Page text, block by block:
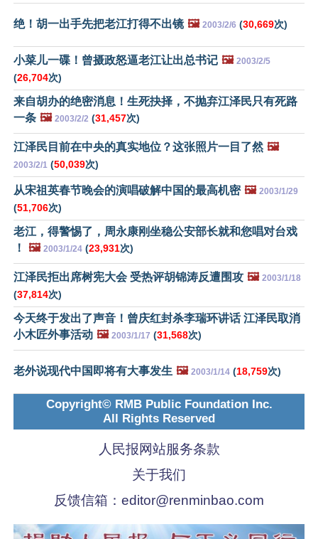
绝！胡一出手先把老江打得不出镜 🖼️ 2003/2/6 (30,669次)
小菜儿一碟！曾摄政怒逼老江让出总书记 🖼️ 2003/2/5
(26,704次)
来自胡办的绝密消息！生死抉择，不抛弃江泽民只有死路
一条 🖼️ 2003/2/2 (31,457次)
江泽民目前在中央的真实地位？这张照片一目了然 🖼️
2003/2/1 (50,039次)
从宋祖英春节晚会的演唱破解中国的最高机密 🖼️ 2003/1/29
(51,706次)
老江，得警惕了，周永康刚坐稳公安部长就和您唱对台戏
！
🖼️ 2003/1/24 (23,931次)
江泽民拒出席树宪大会 受热评胡锦涛反遭围攻 🖼️ 2003/1/18
(37,814次)
今天终于发出了声音！曾庆红封杀李瑞环讲话 江泽民取消
小木匠外事活动 🖼️ 2003/1/17 (31,568次)
老外说现代中国即将有大事发生 🖼️ 2003/1/14 (18,759次)
Copyright© RMB Public Foundation Inc.
All Rights Reserved
人民报网站服务条款
关于我们
反馈信箱： editor@renminbao.com